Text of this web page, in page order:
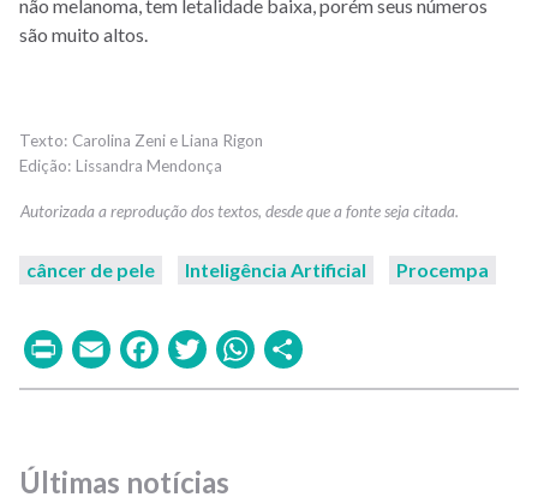
não melanoma, tem letalidade baixa, porém seus números
são muito altos.
Carolina Zeni e Liana Rigon
Lissandra Mendonça
câncer de pele Inteligência Artificial Procempa
PrintEmailFacebook
TwitterWhatsApp
Últimas notícias